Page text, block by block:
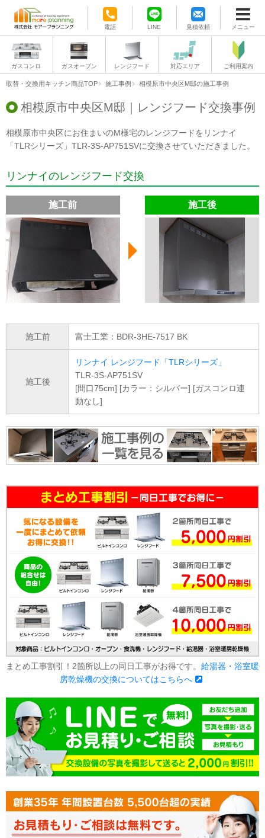
電話 LINE 見積依頼 メニュー
ガスコンロ ガスオーブン レンジフード 対応エリア ご利用案内
取替・交換用キッチン商品TOP 施工事例 相模原市中央区M邸の施工事例
相模原市中央区M邸｜レンジフード交換事例
相模原市中央区にお住まいのM様宅のレンジフードをリンナイ
「TLRシリーズ」TLR-3S-AP751SVに交換させていただきました。
リンナイのレンジフード交換
施工前 施工後
施工前 富士工業：BDR-3HE-7517 BK
施工後
リンナイ レンジフード「TLRシリーズ」
TLR-3S-AP751SV
[間口75cm] [カラー：シルバー] [ガスコンロ連
動なし]
まとめ工事割引！2箇所以上の同日工事がお得です。 給湯器・浴室暖
房乾燥機の交換についてはこちらへ